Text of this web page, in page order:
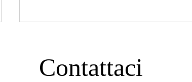
Contattaci